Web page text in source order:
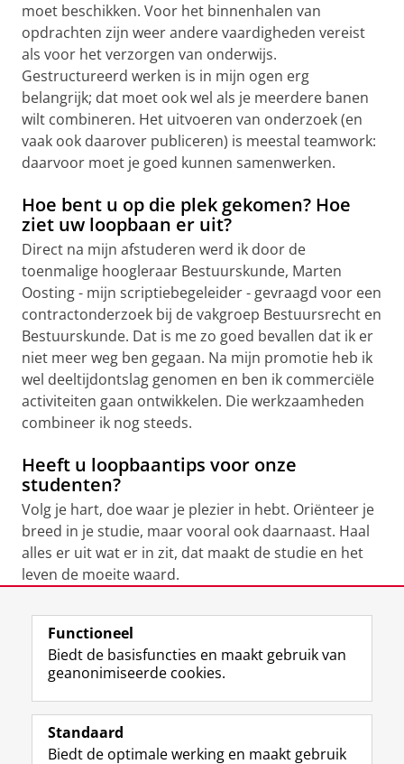
moet beschikken. Voor het binnenhalen van
opdrachten zijn weer andere vaardigheden vereist
als voor het verzorgen van onderwijs.
Gestructureerd werken is in mijn ogen erg
belangrijk; dat moet ook wel als je meerdere banen
wilt combineren. Het uitvoeren van onderzoek (en
vaak ook daarover publiceren) is meestal teamwork:
daarvoor moet je goed kunnen samenwerken.
Hoe bent u op die plek gekomen? Hoe
ziet uw loopbaan er uit?
Direct na mijn afstuderen werd ik door de
toenmalige hoogleraar Bestuurskunde, Marten
Oosting - mijn scriptiebegeleider - gevraagd voor een
contractonderzoek bij de vakgroep Bestuursrecht en
Bestuurskunde. Dat is me zo goed bevallen dat ik er
niet meer weg ben gegaan. Na mijn promotie heb ik
wel deeltijdontslag genomen en ben ik commerciële
activiteiten gaan ontwikkelen. Die werkzaamheden
combineer ik nog steeds.
Heeft u loopbaantips voor onze
studenten?
Volg je hart, doe waar je plezier in hebt. Oriënteer je
breed in je studie, maar vooral ook daarnaast. Haal
alles er uit wat er in zit, dat maakt de studie en het
leven de moeite waard.
Laatst gewijzigd: 11 april 2025 08:26
Volg de RUG
F
a
e
L
i
k
R
S
-
I
n
t
Y
o
T
Studiekiezers
Functioneel
Biedt de basisfuncties en maakt gebruik van
geanonimiseerde cookies.
Standaard
Biedt de optimale werking en maakt gebruik